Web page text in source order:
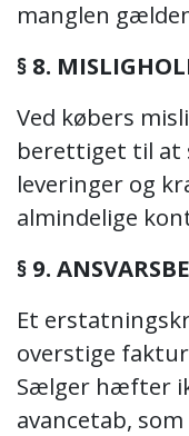
manglen
§ 8.
Ved købers
berettiget til at
leveringer og
almindelige
§ 9.
Et
overstige
Sælger hæfter
avancetab,